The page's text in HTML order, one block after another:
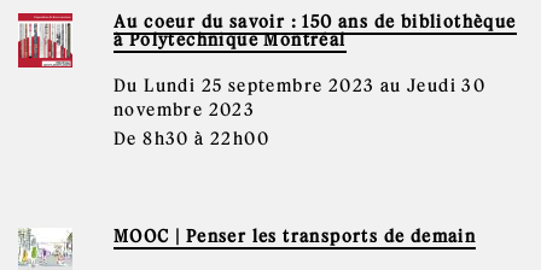
Au coeur du savoir : 150 ans de bibliothèque
à Polytechnique Montréal
Du Lundi 25 septembre 2023 au Jeudi 30
novembre 2023
De 8h30 à 22h00
MOOC | Penser les transports de demain